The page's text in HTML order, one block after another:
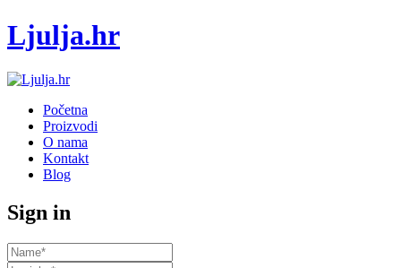
Ljulja.hr
Početna
Proizvodi
O nama
Kontakt
Blog
Sign in